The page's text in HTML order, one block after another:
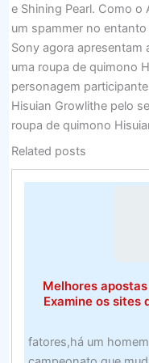
e Shining Pearl. Como
um spammer no
Sony agora apresentam
uma roupa de quimono
personagem
Hisuian Growlithe pelo
roupa de quimono
Related posts
Melhores
Examine os sites
fatores,há um